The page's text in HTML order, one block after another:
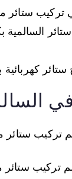
تركيب
السالمية
ستائر
تركيب ستائر